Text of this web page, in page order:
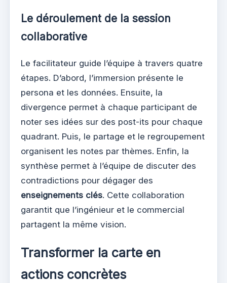
Le déroulement de la session
collaborative
Le facilitateur guide l’équipe à travers quatre
étapes. D’abord, l’immersion présente le
persona et les données. Ensuite, la
divergence permet à chaque participant de
noter ses idées sur des post-its pour chaque
quadrant. Puis, le partage et le regroupement
organisent les notes par thèmes. Enfin, la
synthèse permet à l’équipe de discuter des
contradictions pour dégager des
enseignements clés. Cette collaboration
garantit que l’ingénieur et le commercial
partagent la même vision.
Transformer la carte en
actions concrètes